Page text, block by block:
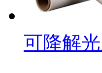
可降解